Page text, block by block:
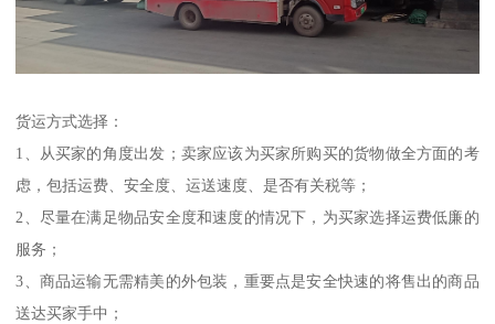
货运方式选择：
1、从买家的角度出发；卖家应该为买家所购买的货物做全方面的考
虑，包括运费、安全度、运送速度、是否有关税等；
2、尽量在满足物品安全度和速度的情况下，为买家选择运费低廉的
服务；
3、商品运输无需精美的外包装，重要点是安全快速的将售出的商品
送达买家手中；